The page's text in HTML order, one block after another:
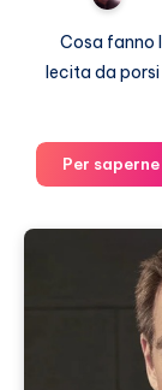
Cosa fanno
lecita da
Per